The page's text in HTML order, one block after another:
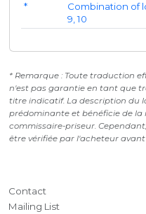
*
Combination of
9, 10
* Remarque : Toute traduction
n'est pas garantie en tant que
titre indicatif. La description du
prédominante et bénéficie de la
commissaire-priseur.
être vérifiée par l'acheteur
Contact
Mailing List